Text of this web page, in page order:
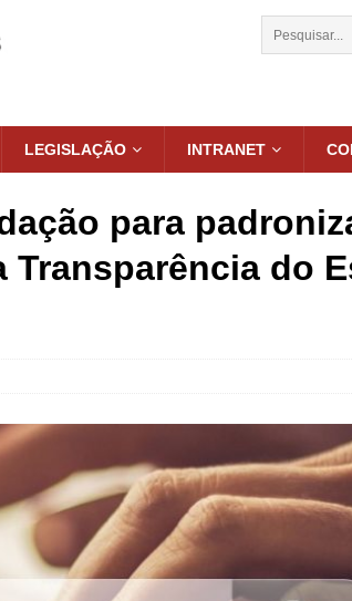
LEGISLAÇÃO INTRANET
para
do